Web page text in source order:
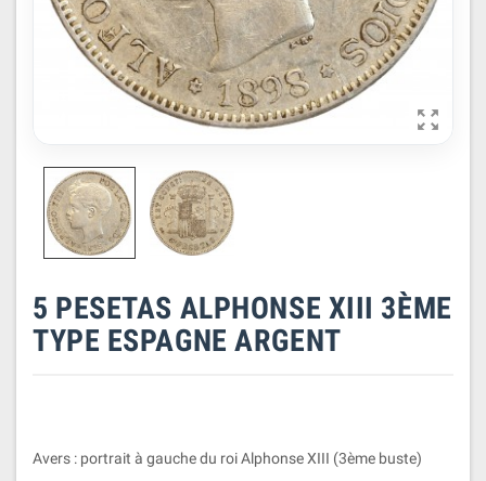

5 PESETAS ALPHONSE XIII 3ÈME
TYPE ESPAGNE ARGENT
Avers : portrait à gauche du roi Alphonse XIII (3ème buste)